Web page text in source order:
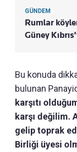
GÜNDEM
Rumlar
Güney
Bu konuda
bulunan
karşıtı
karşı değilim.
gelip toprak
Birliği üyesi